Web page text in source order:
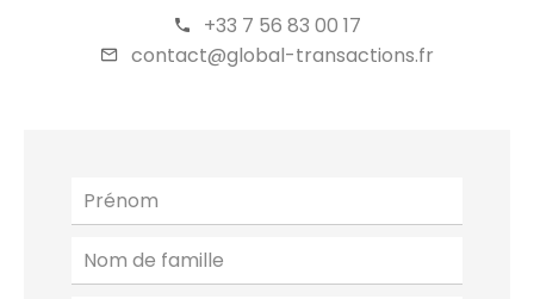
+33 7 56 83 00 17
contact@global-transactions.fr